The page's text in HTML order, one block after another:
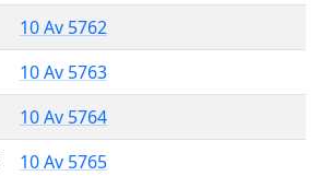
10 Av 5762
10 Av 5763
10 Av 5764
10 Av 5765